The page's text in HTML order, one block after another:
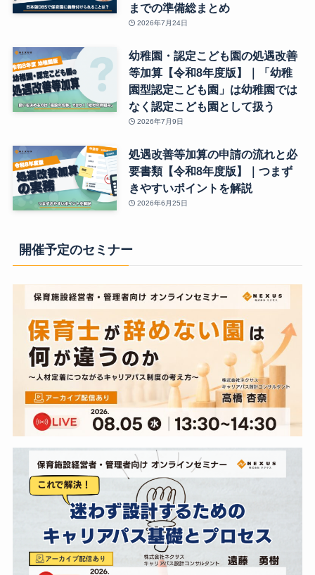
までの準備総まとめ
2026年7月24日
幼稚園・認定こども園の処遇改善
等加算【令和8年度版】｜「幼稚
園型認定こども園」は幼稚園では
なく認定こども園として扱う
2026年7月9日
処遇改善等加算の申請の流れと必
要書類【令和8年度版】｜つまず
きやすいポイントを解説
2026年6月25日
開催予定のセミナー